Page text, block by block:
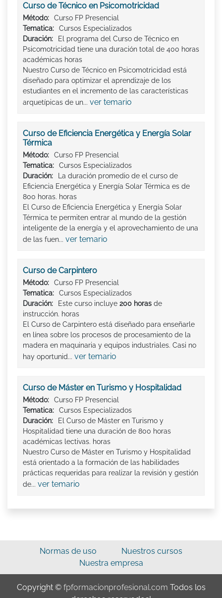
Curso de Técnico en Psicomotricidad
Método:
Curso FP Presencial
Tematica:
Cursos Especializados
Duración:
El programa del Curso de Técnico en
Psicomotricidad tiene una duración total de 400 horas
académicas horas
Nuestro Curso de Técnico en Psicomotricidad está
diseñado para optimizar el aprendizaje de los
estudiantes en el incremento de las características
arquetípicas de un... ver temario
Curso de Eficiencia Energética y Energía Solar
Térmica
Método:
Curso FP Presencial
Tematica:
Cursos Especializados
Duración:
La duración promedio de el curso de
Eficiencia Energética y Energía Solar Térmica es de
800 horas. horas
El Curso de Eficiencia Energética y Energía Solar
Térmica te permiten entrar al mundo de la gestión
inteligente de la energía y el aprovechamiento de una
de las fuen... ver temario
Curso de Carpintero
Método:
Curso FP Presencial
Tematica:
Cursos Especializados
Duración:
Este curso incluye 200 horas de
instrucción. horas
El Curso de Carpintero está diseñado para enseñarle
en línea sobre los procesos de procesamiento de la
madera en maquinaria y equipos industriales. Casi no
hay oportunid... ver temario
Curso de Máster en Turismo y Hospitalidad
Método:
Curso FP Presencial
Tematica:
Cursos Especializados
Duración:
El Curso de Máster en Turismo y
Hospitalidad tiene una duración de 800 horas
académicas lectivas. horas
Nuestro Curso de Máster en Turismo y Hospitalidad
está orientado a la formación de las habilidades
prácticas requeridas para realizar la revisión y gestión
de... ver temario
Normas de uso
Nuestros cursos
Nuestra empresa
Copyright © fpformacionprofesional.com Todos los